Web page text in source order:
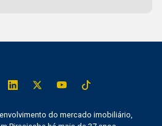
do mercado imobiliário,